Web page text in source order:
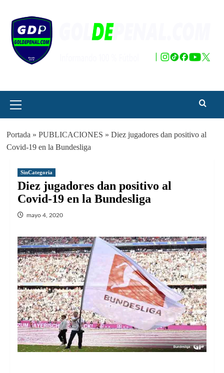
contenido
principal
Portada » PUBLICACIONES » Diez jugadores dan positivo al
Covid-19 en la Bundesliga
SinCategoria
Diez jugadores dan positivo al
Covid-19 en la Bundesliga
mayo 4, 2020